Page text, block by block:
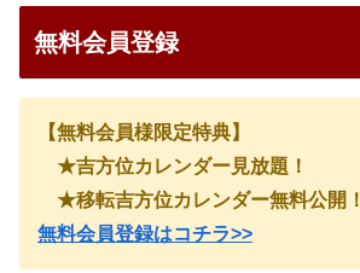
無料会員登録
【無料会員様限定特典】
★吉方位カレンダー見放題！
★移転吉方位カレンダー無料公開！
無料会員登録はコチラ>>